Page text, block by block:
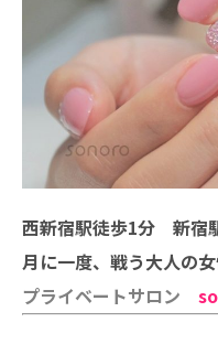
西新宿駅徒歩1分 新宿
月に一度、戦う大人の
プライベートサロン